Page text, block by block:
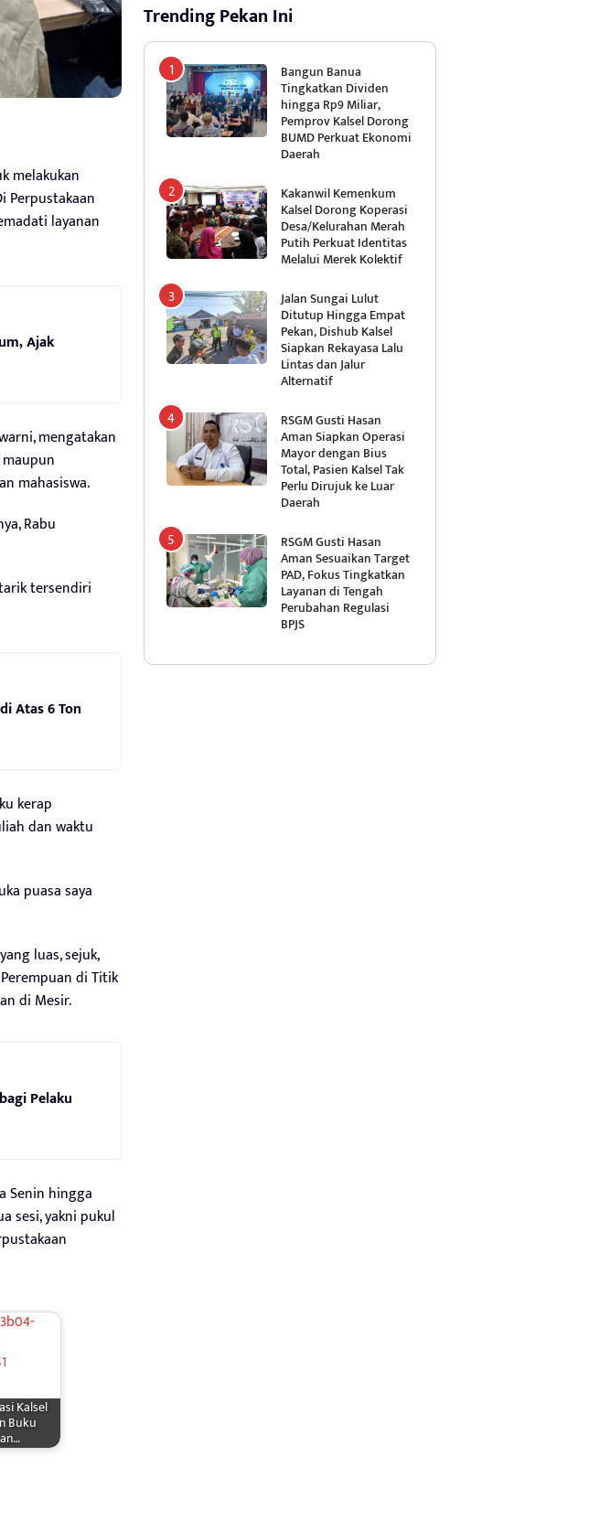
melakukan
Perpustakaan
layanan
Ajak
mengatakan
mahasiswa.
Rabu
tersendiri
Atas 6 Ton
kerap
dan waktu
puasa saya
luas, sejuk,
di Titik
di Mesir.
Pelaku
Senin hingga
sesi, yakni pukul
Kalsel
Buku
Trending Pekan Ini
Bangun Banua
Tingkatkan Dividen
hingga Rp9 Miliar,
Pemprov Kalsel Dorong
BUMD Perkuat Ekonomi
Daerah
Kakanwil Kemenkum
Kalsel Dorong Koperasi
Desa/Kelurahan Merah
Putih Perkuat Identitas
Melalui Merek Kolektif
Jalan Sungai Lulut
Ditutup Hingga Empat
Pekan, Dishub Kalsel
Siapkan Rekayasa Lalu
Lintas dan Jalur
Alternatif
RSGM Gusti Hasan
Aman Siapkan Operasi
Mayor dengan Bius
Total, Pasien Kalsel Tak
Perlu Dirujuk ke Luar
Daerah
RSGM Gusti Hasan
Aman Sesuaikan Target
PAD, Fokus Tingkatkan
Layanan di Tengah
Perubahan Regulasi
BPJS